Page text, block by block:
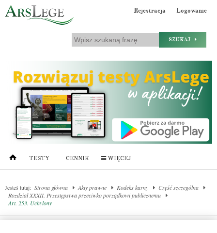
Rejestracja Logowanie
SZUKAJ
TESTY CENNIK WIĘCEJ
Jesteś tutaj: Strona główna Akty prawne Kodeks karny
Część szczególna
Rozdział XXXII. Przestępstwa przeciwko porządkowi publicznemu
Art. 253. Uchylony